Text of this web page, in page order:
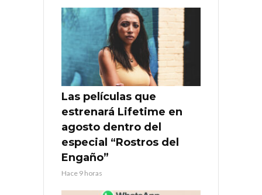
Las películas que
estrenará Lifetime en
agosto dentro del
especial “Rostros del
Engaño”
Hace 9 horas